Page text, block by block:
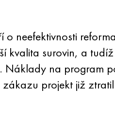
neefektivnosti
kvalita surovin, a
na program
projekt již